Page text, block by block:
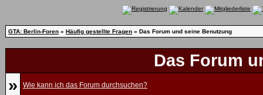
GTA: Berlin-Foren » Häufig gestellte Fragen » Das Forum und seine Benutzung
Das Forum
»
Wie kann ich das Forum durchsuchen?